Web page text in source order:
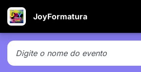
JoyFormatura